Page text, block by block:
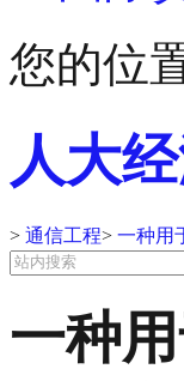
您的位
人大
> 通信工程> 一种用
一种